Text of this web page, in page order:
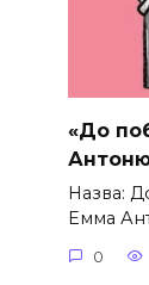
«До
Назва:
Емма
0